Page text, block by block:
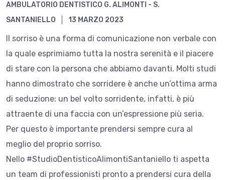
AMBULATORIO DENTISTICO G. ALIMONTI - S.
SANTANIELLO
13 MARZO 2023
Il sorriso è una forma di comunicazione non verbale con
la quale esprimiamo tutta la nostra serenità e il piacere
di stare con la persona che abbiamo davanti. Molti studi
hanno dimostrato che sorridere è anche un’ottima arma
di seduzione: un bel volto sorridente, infatti, è più
attraente di una faccia con un’espressione più seria.
Per questo è importante prendersi sempre cura al
meglio del proprio sorriso.
Nello #StudioDentisticoAlimontiSantaniello ti aspetta
un team di professionisti pronto a prendersi cura della